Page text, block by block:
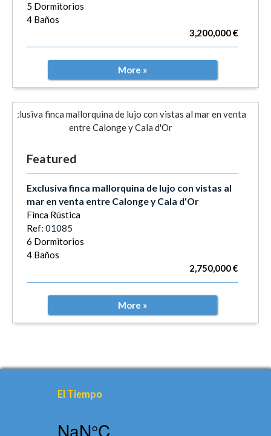
5 Dormitorios
4 Baños
3,200,000 €
More »
Featured
Exclusiva finca mallorquina de lujo con vistas al
mar en venta entre Calonge y Cala d'Or
Finca Rústica
Ref: 01085
6 Dormitorios
4 Baños
2,750,000 €
More »
El Tiempo